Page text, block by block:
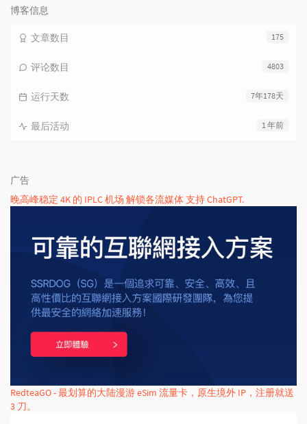
数:
博客信息
175
文章数目
4803
评论数目
7年178天
运行天数
1 年前
最后活动
广告
晚高峰稳定 4K 的 IPLC 机场 解锁各流媒体 支持 ChatGPT.
RedteaGO - 最划算的大陆漫游 eSim 流量卡，原生境外 IP，注册就送
3 刀。